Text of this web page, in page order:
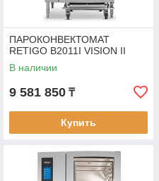
ПАРОКОНВЕКТОМАТ
RETIGO B2011I VISION II
В наличии
9 581 850 ₸
Купить